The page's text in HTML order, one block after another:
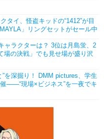
タイ、怪盗キッドの“1412”が目
」リングセットがセール中
ャラクターは？ 3位は月島蛍、2
場の決戦」でも見せ場が盛り沢
を深掘り！ DMM pictures、学生
――“現場×ビジネス”を一夜でキ